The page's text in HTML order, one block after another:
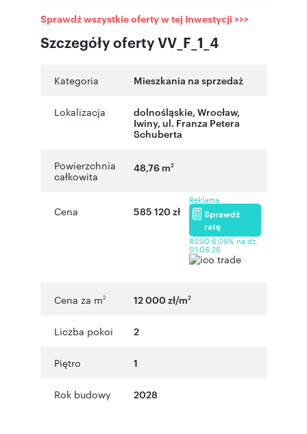
Szczegóły oferty VV_F_1_4
Sprawdź wszystkie oferty w tej inwestycji >>>
Kategoria Mieszkania na sprzedaż
Lokalizacja dolnośląskie, Wrocław,
Iwiny, ul. Franza Petera
Schuberta
Powierzchnia
całkowita
48,76 m2
Cena 585 120 zł
Reklama
Sprawdź
ratę
RSSO 6,09% na dz.
01.06.26
Cena za m2 12 000 zł/m2
Liczba pokoi 2
Piętro 1
Rok budowy 2028